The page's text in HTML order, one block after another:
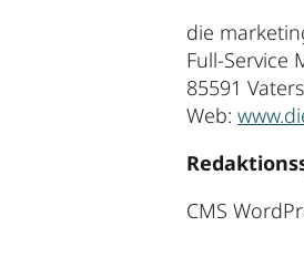
die
Full-Service
85591
Web:
CMS